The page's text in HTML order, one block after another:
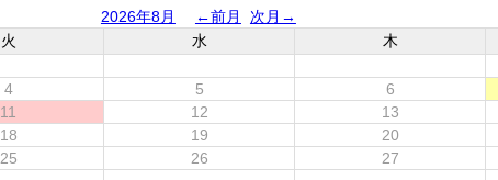
2026年8月 ←前月
次月→
火 水 木
4 5 6
11 12 13
18 19 20
25 26 27